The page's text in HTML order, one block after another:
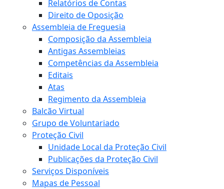
Relatórios de Contas
Direito de Oposição
Assembleia de Freguesia
Composição da Assembleia
Antigas Assembleias
Competências da Assembleia
Editais
Atas
Regimento da Assembleia
Balcão Virtual
Grupo de Voluntariado
Proteção Civil
Unidade Local da Proteção Civil
Publicações da Proteção Civil
Serviços Disponíveis
Mapas de Pessoal